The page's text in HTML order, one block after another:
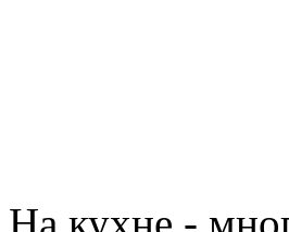
На кухне -